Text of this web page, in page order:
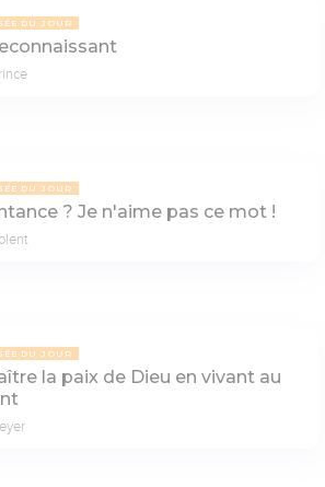
DU JOUR
DU JOUR
? Je n'aime pas ce mot !
DU JOUR
la paix de Dieu en vivant au